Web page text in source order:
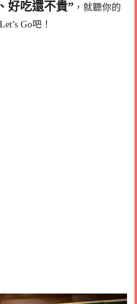
好吃還不貴” ，就聽你的
Let’s Go吧！